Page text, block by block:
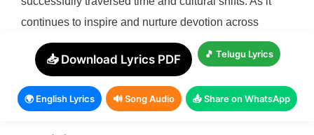
continues to inspire and nurture devotion across
generations, this song serves not only as a reminder of
the power of spiritual expression but also as an
affirmation of humanitys eternal quest for connection
with the divine.
📥 Download Lyrics PDF 🎵 Telugu Lyrics
🌍 English Lyrics 🔊 Song Audio 📤 Share on WhatsApp